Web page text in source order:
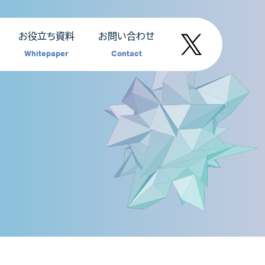
お役立ち資料
Whitepaper
お問い合わせ
Contact